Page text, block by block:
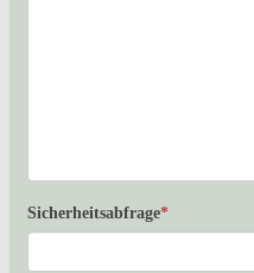
Sicherheitsabfrage*